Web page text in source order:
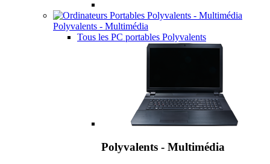
Polyvalents - Multimédia
Tous les PC portables Polyvalents
Polyvalents - Multimédia